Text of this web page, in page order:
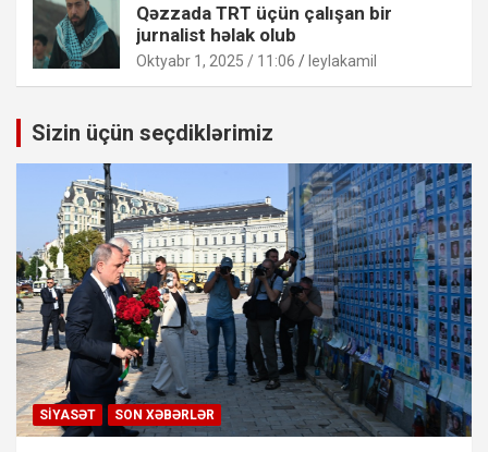
Qəzzada TRT üçün çalışan bir
jurnalist həlak olub
Oktyabr 1, 2025 / 11:06 leylakamil
Sizin üçün seçdiklərimiz
SIYASƏT SON XƏBƏRLƏR